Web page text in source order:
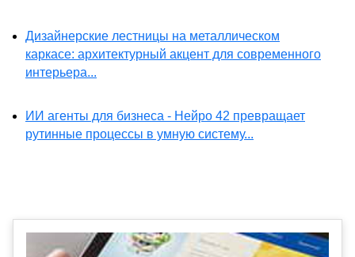
Дизайнерские лестницы на металлическом
каркасе: архитектурный акцент для современного
интерьера...
ИИ агенты для бизнеса - Нейро 42 превращает
рутинные процессы в умную систему...